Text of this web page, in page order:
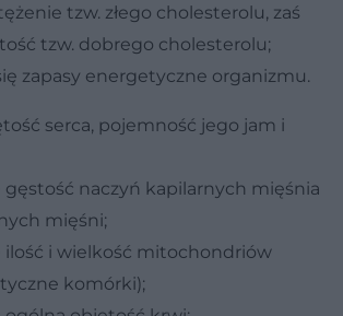
tzw. złego cholesterolu, zaś
tzw. dobrego cholesterolu;
zapasy energetyczne organizmu.
serca, pojemność jego jam i
gęstość naczyń kapilarnych mięśnia
mięśni;
ilość i wielkość mitochondriów
komórki);